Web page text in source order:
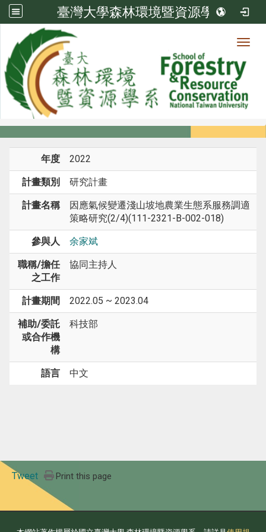
臺灣大學森林環境暨資源學系
系所成員
系所成員
年度 2022
計畫類別 研究計畫
計畫名稱
因應氣候變遷淺山坡地農業生態系服務調適
策略研究(2/4)(111-2321-B-002-018)
參與人 余家斌
職稱/擔任
之工作
協同主持人
計畫期間 2022.05 ~ 2023.04
補助/委託
或合作機
構
科技部
語言 中文
Tweet Print this page